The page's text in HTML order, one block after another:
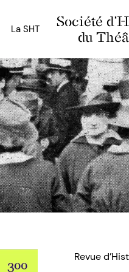
Société
du
La SHT
Revue